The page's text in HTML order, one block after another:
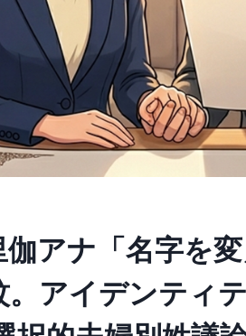
アナ「名字を
。アイデンティ